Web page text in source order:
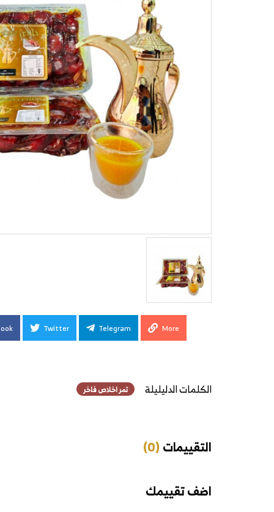
Twitter Telegram More
الكلمات الدليليلة تمر اخلاص فاخر
التقييمات(0)
اضف تقييمك